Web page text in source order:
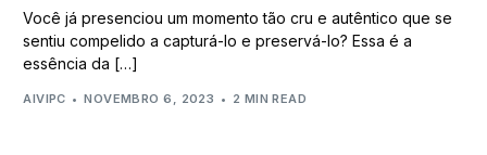
Você já presenciou um momento tão cru e autêntico que se
sentiu compelido a capturá-lo e preservá-lo? Essa é a
essência da […]
AIVIPC NOVEMBRO 6, 2023 2 MIN READ